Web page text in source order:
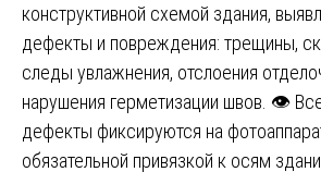
конструктивной схемой здания,
дефекты и повреждения: трещины,
следы увлажнения, отслоения
нарушения герметизации швов. 👁️
дефекты фиксируются на
обязательной привязкой к осям